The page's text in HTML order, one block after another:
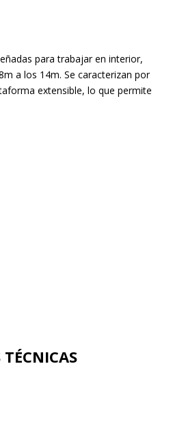
para trabajar en interior,
a los 14m. Se caracterizan por
extensible, lo que permite
TÉCNICAS